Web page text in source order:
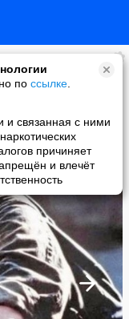
по ссылке
и связанная с ними
причиняет
и влечёт